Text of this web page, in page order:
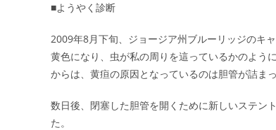
■ようやく診断
2009年8月下旬、ジョージア州ブルーリッジのキ
黄色になり、虫が私の周りを這っているかのよう
からは、黄疸の原因となっているのは胆管が詰ま
数日後、閉塞した胆管を開くために新しいステン
た。